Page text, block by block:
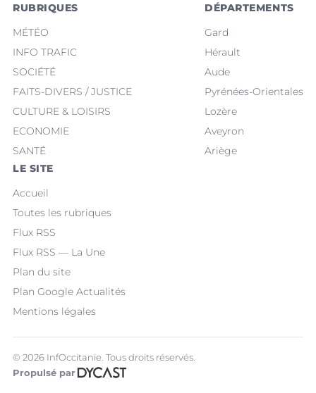
RUBRIQUES
MÉTÉO
INFO TRAFIC
SOCIÉTÉ
FAITS-DIVERS / JUSTICE
CULTURE & LOISIRS
ECONOMIE
SANTÉ
DÉPARTEMENTS
Gard
Hérault
Aude
Pyrénées-Orientales
Lozère
Aveyron
Ariège
LE SITE
Accueil
Toutes les rubriques
Flux RSS
Flux RSS — La Une
Plan du site
Plan Google Actualités
Mentions légales
© 2026 InfOccitanie. Tous droits réservés.
Propulsé par